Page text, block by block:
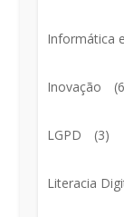
Informática
Inovação
LGPD (3)
Literacia